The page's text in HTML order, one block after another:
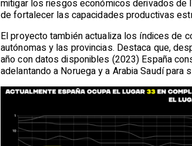
mitigar los riesgos económicos derivados
de fortalecer las capacidades productivas
El proyecto también actualiza los índices de
autónomas y las provincias. Destaca que,
año con datos disponibles (2023) España
adelantando a Noruega y a Arabia Saudí para